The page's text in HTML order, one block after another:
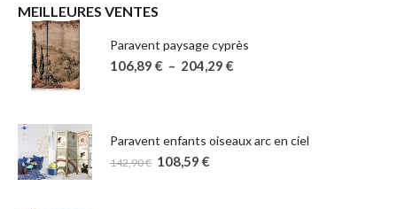
MEILLEURES VENTES
Paravent paysage cyprès
106,89 € – 204,29 €
Paravent enfants oiseaux arc en ciel
142,90€ 108,59 €